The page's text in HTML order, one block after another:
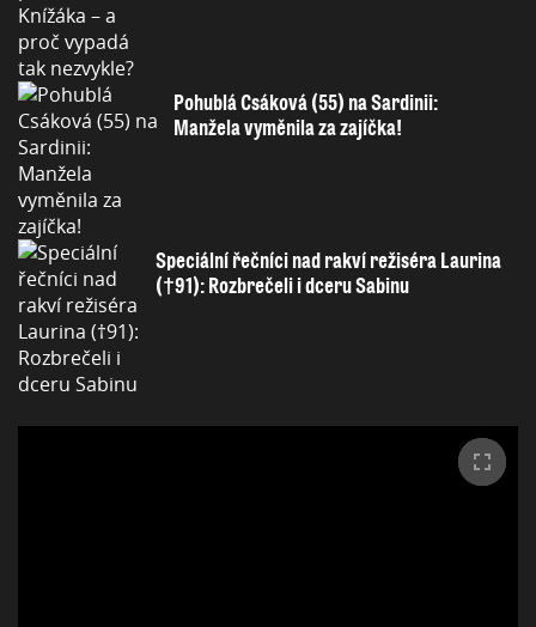
Pohublá Csáková (55) na Sardinii:
Manžela vyměnila za zajíčka!
Speciální řečníci nad rakví režiséra Laurina
(†91): Rozbrečeli i dceru Sabinu